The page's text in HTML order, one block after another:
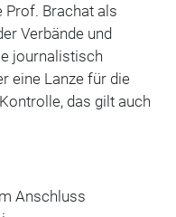
Prof. Brachat als
Verbände und
journalistisch
eine Lanze für die
das gilt auch
Anschluss